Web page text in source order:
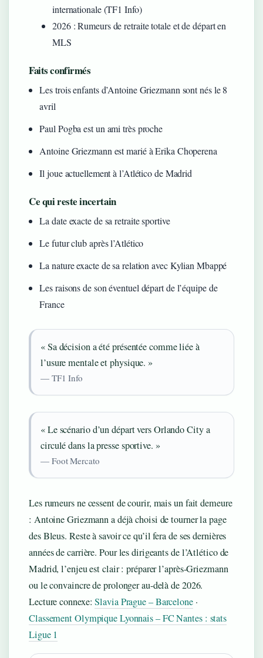
internationale (TF1 Info)
2026: Rumeurs de retraite totale et de départ en
MLS
Faits confirmés
Les trois enfants d’Antoine Griezmann sont nés le 8
avril
Paul Pogba est un ami très proche
Antoine Griezmann est marié à Erika Choperena
Il joue actuellement à l’Atlético de Madrid
Ce qui reste incertain
La date exacte de sa retraite sportive
Le futur club après l’Atlético
La nature exacte de sa relation avec Kylian Mbappé
Les raisons de son éventuel départ de l’équipe de
France
« Sa décision a été présentée comme liée à
l’usure mentale et physique. »
— TF1 Info
« Le scénario d’un départ vers Orlando City a
circulé dans la presse sportive. »
— Foot Mercato
Les rumeurs ne cessent de courir, mais un fait demeure
: Antoine Griezmann a déjà choisi de tourner la page
des Bleus. Reste à savoir ce qu’il fera de ses dernières
années de carrière. Pour les dirigeants de l’Atlético de
Madrid, l’enjeu est clair : préparer l’après-Griezmann
ou le convaincre de prolonger au-delà de 2026.
Lecture connexe:Slavia Prague – Barcelone·
Classement Olympique Lyonnais – FC Nantes : stats
Ligue 1